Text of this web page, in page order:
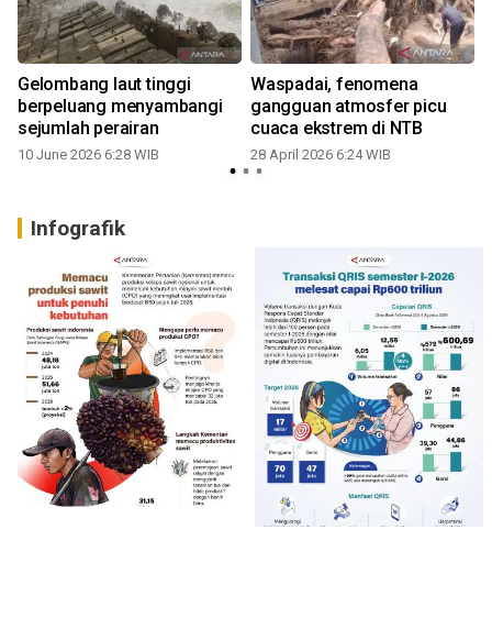
Gelombang laut tinggi
berpeluang menyambangi
sejumlah perairan
10 June 2026 6:28 WIB
Waspadai, fenomena
gangguan atmosfer picu
cuaca ekstrem di NTB
28 April 2026 6:24 WIB
Infografik